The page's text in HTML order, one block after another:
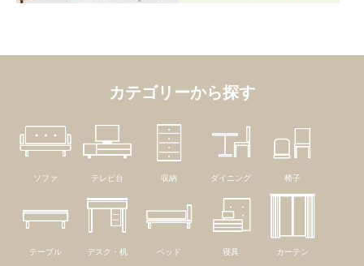
カテゴリーから探す
ソファ テレビ台 収納 ダイニング 椅子
テーブル デスク・机 ベッド 寝具 カーテン